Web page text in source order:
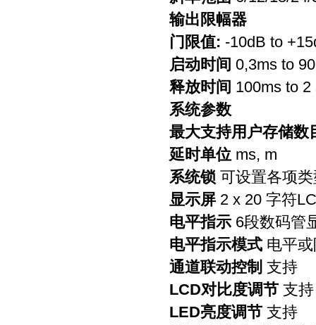
输出限幅器
门限值: -10dB to
启动时间 0,3ms to
释放时间 100ms to 2
系统参数
最大支持用户存储数
延时单位 ms, m
系统锁 可设置各项
显示屏 2 x 20 字符
电平指示 6段数码管
电平指示模式 电平
通道联动控制 支持
LCD对比度调节 支持
LED亮度调节 支持